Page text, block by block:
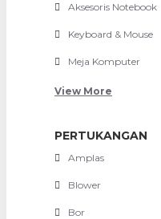
Aksesoris Notebook
Keyboard & Mouse
Meja Komputer
View More
PERTUKANGAN
Amplas
Blower
Bor